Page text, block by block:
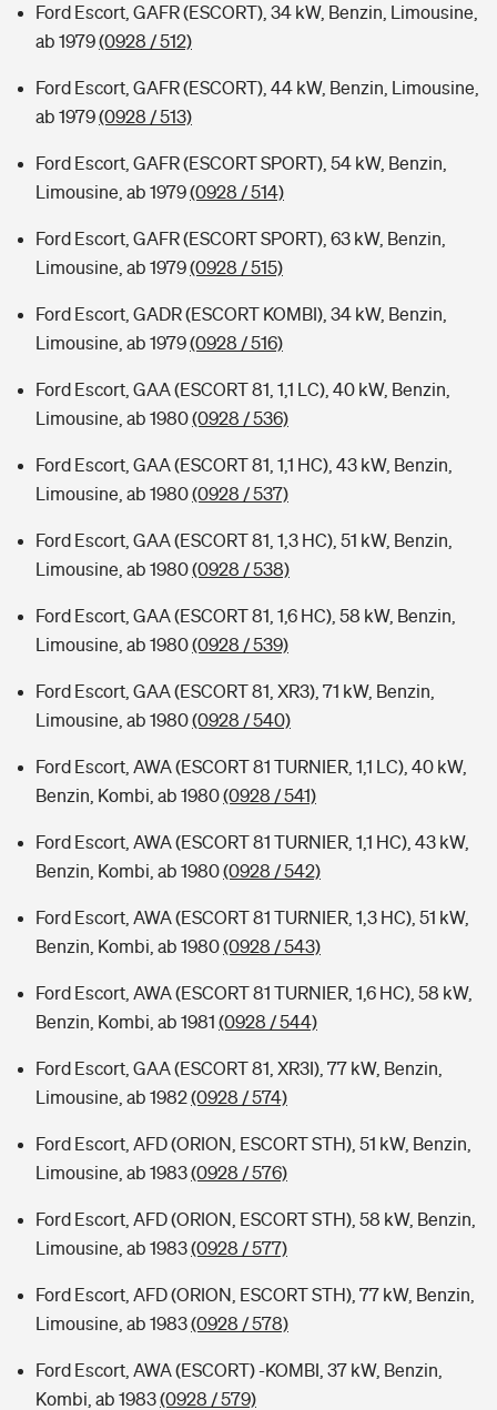
Ford Escort, GAFR (ESCORT), 34 kW, Benzin, Limousine,
ab 1979(0928 / 512)
Ford Escort, GAFR (ESCORT), 44 kW, Benzin, Limousine,
ab 1979(0928 / 513)
Ford Escort, GAFR (ESCORT SPORT), 54 kW, Benzin,
Limousine, ab 1979(0928 / 514)
Ford Escort, GAFR (ESCORT SPORT), 63 kW, Benzin,
Limousine, ab 1979(0928 / 515)
Ford Escort, GADR (ESCORT KOMBI), 34 kW, Benzin,
Limousine, ab 1979(0928 / 516)
Ford Escort, GAA (ESCORT 81, 1,1 LC), 40 kW, Benzin,
Limousine, ab 1980(0928 / 536)
Ford Escort, GAA (ESCORT 81, 1,1 HC), 43 kW, Benzin,
Limousine, ab 1980(0928 / 537)
Ford Escort, GAA (ESCORT 81, 1,3 HC), 51 kW, Benzin,
Limousine, ab 1980(0928 / 538)
Ford Escort, GAA (ESCORT 81, 1,6 HC), 58 kW, Benzin,
Limousine, ab 1980(0928 / 539)
Ford Escort, GAA (ESCORT 81, XR3), 71 kW, Benzin,
Limousine, ab 1980(0928 / 540)
Ford Escort, AWA (ESCORT 81 TURNIER, 1,1 LC), 40 kW,
Benzin, Kombi, ab 1980(0928 / 541)
Ford Escort, AWA (ESCORT 81 TURNIER, 1,1 HC), 43 kW,
Benzin, Kombi, ab 1980(0928 / 542)
Ford Escort, AWA (ESCORT 81 TURNIER, 1,3 HC), 51 kW,
Benzin, Kombi, ab 1980(0928 / 543)
Ford Escort, AWA (ESCORT 81 TURNIER, 1,6 HC), 58 kW,
Benzin, Kombi, ab 1981 (0928 / 544)
Ford Escort, GAA (ESCORT 81, XR3I), 77 kW, Benzin,
Limousine, ab 1982(0928 / 574)
Ford Escort, AFD (ORION, ESCORT STH), 51 kW, Benzin,
Limousine, ab 1983(0928 / 576)
Ford Escort, AFD (ORION, ESCORT STH), 58 kW, Benzin,
Limousine, ab 1983(0928 / 577)
Ford Escort, AFD (ORION, ESCORT STH), 77 kW, Benzin,
Limousine, ab 1983(0928 / 578)
Ford Escort, AWA (ESCORT) -KOMBI, 37 kW, Benzin,
Kombi, ab 1983(0928 / 579)